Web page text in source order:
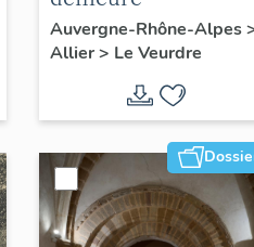
Auvergne-Rhône-Alpes
Allier> Le Veurdre